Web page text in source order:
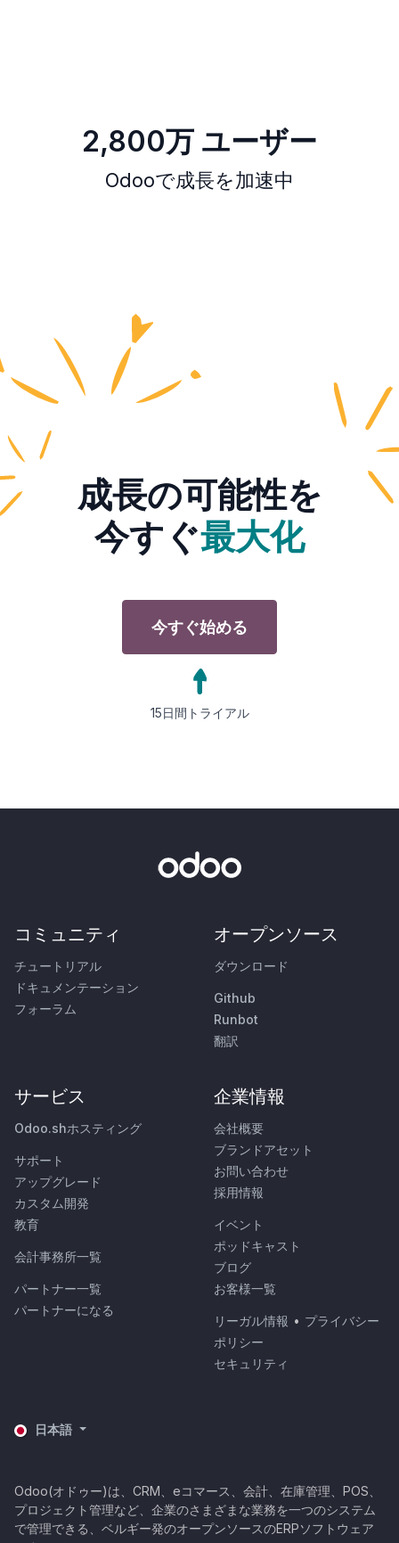
2,800万 ユーザー
Odooで成長を加速中
成長の可能性を
今すぐ最大化
今すぐ始める
15日間トライアル
コミュニティ
チュートリアル
ドキュメンテーション
フォーラム
オープンソース
ダウンロード
Github
Runbot
翻訳
サービス
Odoo.shホスティング
サポート
アップグレード
カスタム開発
教育
会計事務所一覧
パートナー一覧
パートナーになる
企業情報
会社概要
ブランドアセット
お問い合わせ
採用情報
イベント
ポッドキャスト
ブログ
お客様一覧
リーガル情報 • プライバシー
ポリシー
セキュリティ
日本語
Odoo(オドゥー)は、CRM、eコマース、会計、在庫管理、POS、
プロジェクト管理など、企業のさまざまな業務を一つのシステム
で管理できる、ベルギー発のオープンソースのERPソフトウェア